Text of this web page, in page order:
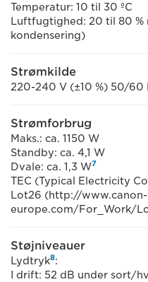
Temperatur: 10 til 30 ºC
Luftfugtighed: 20 til 80
kondensering)
Strømkilde
220-240 V (±10 %) 50/60
Strømforbrug
Maks.: ca. 1150 W
Standby: ca. 4,1 W
Dvale: ca. 1,3 W7
TEC (Typical Electricity
Lot26 (http://www.canon-
europe.com/For_Work/
Støjniveauer
Lydtryk8:
I drift: 52 dB under sort/